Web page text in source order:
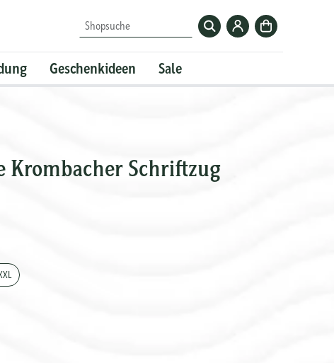
Zum
Krombacher-
Account
Zur
Kasse
Shopsuche
Geschenkideen Sale
Krombacher Schriftzug